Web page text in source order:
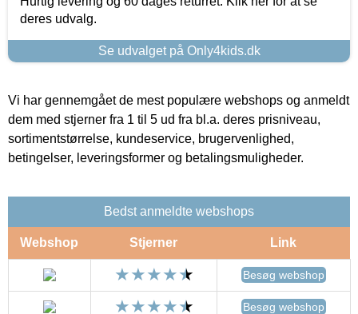
deres udvalg.
Se udvalget på Only4kids.dk
Vi har gennemgået de mest populære webshops og anmeldt
dem med stjerner fra 1 til 5 ud fra bl.a. deres prisniveau,
sortimentstørrelse, kundeservice, brugervenlighed,
betingelser, leveringsformer og betalingsmuligheder.
Bedst anmeldte webshops
Webshop Stjerner Link
Besøg webshop
Besøg webshop